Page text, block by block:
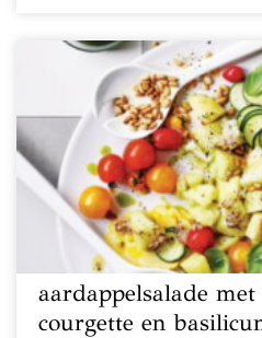
aardappelsalade met
courgette en